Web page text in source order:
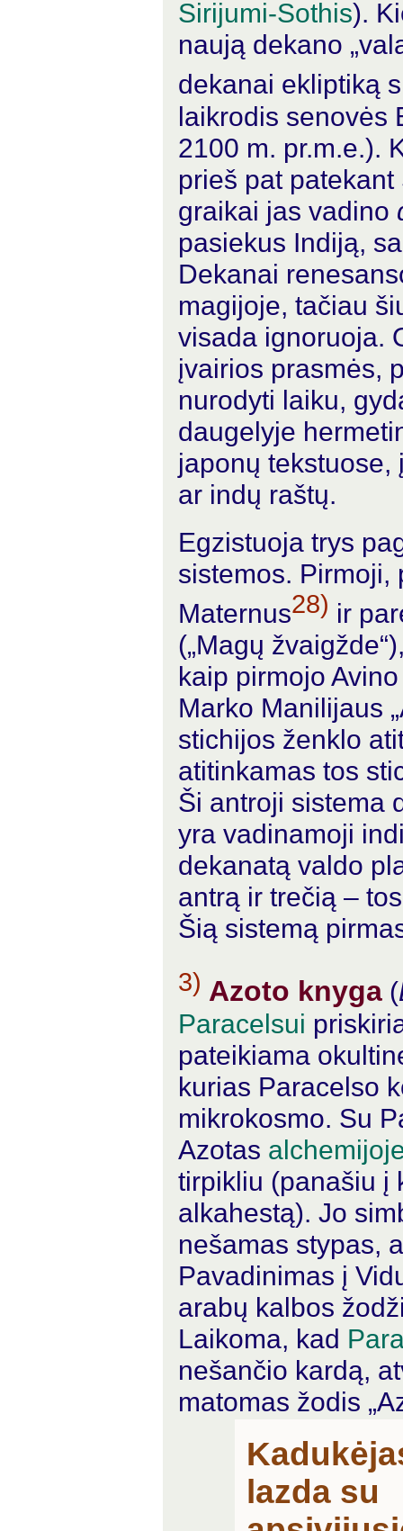
Sirijumi-Sothis).
naują dekano
dekanai ekliptiką
laikrodis senovės
2100 m. pr.m.e.).
prieš pat
graikai jas vadino
pasiekus Indiją,
Dekanai
magijoje, tačiau
visada ignoruoja.
įvairios prasmės,
nurodyti laiku,
daugelyje
japonų
ar indų raštų.
Egzistuoja trys
sistemos. Pirmoji,
Maternus28) ir
(„Magų
kaip pirmojo
Marko Manilijaus
stichijos ženklo
atitinkamas tos
Ši antroji sistema
yra vadinamoji
dekanatą valdo
antrą ir trečią –
Šią sistemą
3) Azoto knyga (
Paracelsui
pateikiama
kurias Paracelso
mikrokosmo. Su
Azotas
tirpikliu (panašiu į
alkahestą). Jo
nešamas stypas,
Pavadinimas į
arabų kalbos
Laikoma, kad
nešančio kardą,
matomas žodis
lazda su